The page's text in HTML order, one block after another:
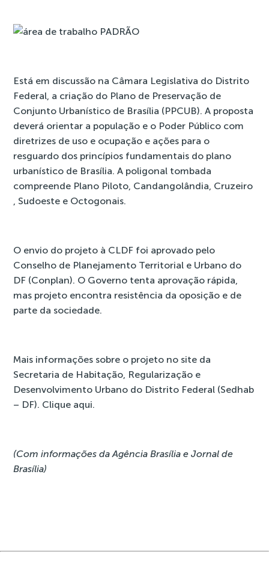
Está em discussão na Câmara Legislativa do Distrito
Federal, a criação do Plano de Preservação de
Conjunto Urbanístico de Brasília (PPCUB). A proposta
deverá orientar a população e o Poder Público com
diretrizes de uso e ocupação e ações para o
resguardo dos princípios fundamentais do plano
urbanístico de Brasília. A poligonal tombada
compreende Plano Piloto, Candangolândia, Cruzeiro
, Sudoeste e Octogonais.
O envio do projeto à CLDF foi aprovado pelo
Conselho de Planejamento Territorial e Urbano do
DF (Conplan). O Governo tenta aprovação rápida,
mas projeto encontra resistência da oposição e de
parte da sociedade.
Mais informações sobre o projeto no site da
Secretaria de Habitação, Regularização e
Desenvolvimento Urbano do Distrito Federal (Sedhab
– DF). Clique aqui.
(Com informações da Agência Brasília e Jornal de
Brasília)